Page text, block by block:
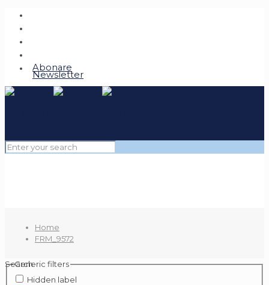
Abonare
Newsletter
Home
FRM_9572
Search
Generic filters
Hidden label